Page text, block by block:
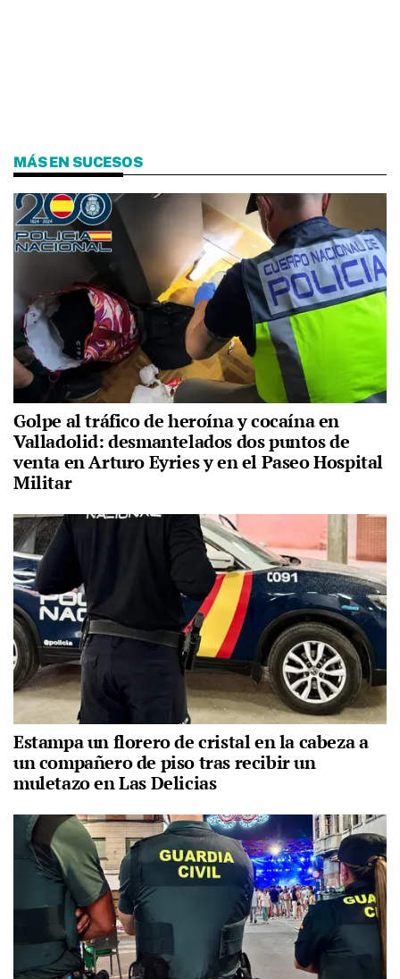
MÁS EN SUCESOS
Golpe al tráfico de heroína y cocaína en
Valladolid: desmantelados dos puntos de
venta en Arturo Eyries y en el Paseo Hospital
Militar
Estampa un florero de cristal en la cabeza a
un compañero de piso tras recibir un
muletazo en Las Delicias